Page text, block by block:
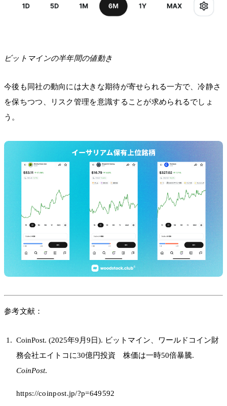
ビットマインの半年間の値動き
今後も同社の動向には大きな期待が寄せられる一方で、冷静さ
を保ちつつ、リスク管理を意識することが求められるでしょ
う。
参考文献：
CoinPost. (2025年9月9日). ビットマイン、ワールドコイン財
務会社エイトコに30億円投資 株価は一時50倍暴騰.
CoinPost.
https://coinpost.jp/?p=649592